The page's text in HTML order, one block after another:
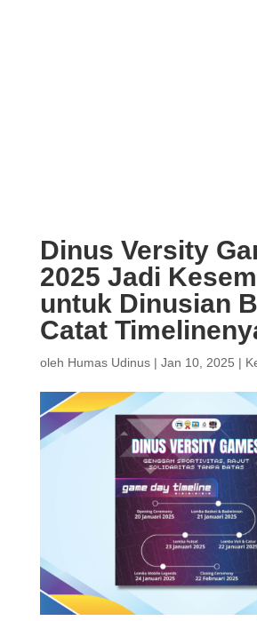
Dinus Versity
2025 Jadi
untuk Dinusian
Catat
oleh Humas Udinus| Jan 10, 2025 |